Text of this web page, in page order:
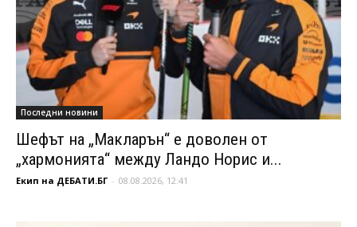
Последни новини
Шефът на „Макларън“ е доволен от
„хармонията“ между Ландо Норис и...
Екип на ДЕБАТИ.БГ - 08.08.2026, 12:41